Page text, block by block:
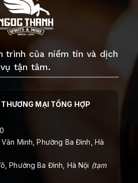
trình của niềm tin và dịch
vụ tận tâm.
MẠI TỔNG HỢP
Minh, Phường Ba Đình, Hà
Phường Ba Đình, Hà Nội (tạm